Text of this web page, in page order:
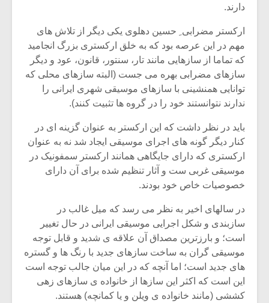
دارند.
ارکستر مضرابی ِ حسین دهلوی یکی دیگر از تلاش های
مهم در این عرصه بود که به خلق ارکستری بزرگ انجامید
که تماما از سازهایی مانند تار، سنتور، قانون، عود و دیگر
سازهای مضرابی بهره می جست (البته سازهای محلی که
توانایی همنشینی با سازهای موسیقی شهری ایرانی را
ندارند نتوانستند خود را در گروه ها تثبیت کنند).
باید در نظر داشت که این ارکستر به عنوان گزینه ای در
کنار دیگر گونه های اجرای موسیقی ایجاد شد نه به عنوان
ارکستری که دارای جایگاهی همانند ارکستر سمفونیک در
موسیقی غربی ست و آثار تنظیم شده برای آن دارای
خصوصیات خاص خود بودند.
در سالهای اخیر به نظر می رسد که میل غالب در
سازبندی و شکل اجرایی موسیقی ایرانی در حال تغییر
است؛ و بارزترین مصداق آن علاقه ی شدید و قابل توجه
موسیقی گران به ساخت سازهای جدید با رنگ ها و گستره
های جدید است؛ اما آنچه که در این میان جالب توجه است
این است که اکثر این سازها از خانواده ی سازهای زهی
کششی (مانند خانواده ی ویلن و یا کمانچه) هستند.
مشهورترین باشی،
بدنام ترین باش
موسیقی